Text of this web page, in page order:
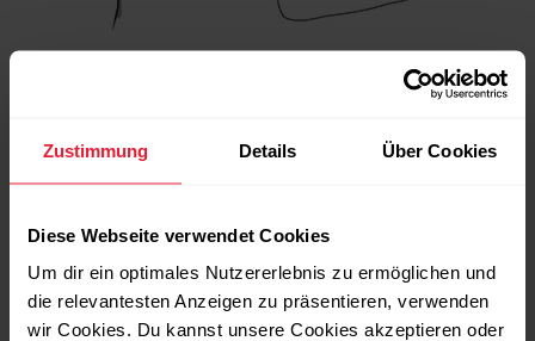
Zustimmung Details Über Cookies
Diese Webseite verwendet Cookies
Um dir ein optimales Nutzererlebnis zu ermöglichen und
die relevantesten Anzeigen zu präsentieren, verwenden
wir Cookies. Du kannst unsere Cookies akzeptieren oder
Trenne nach jeder Trainingseinheit die Sendeeinheit vom
Gurt und wasche den Gurt unter fließendem Wasser aus.
Herzfrequenz-Sensor aktiviert bleibt. Denke bitte daran, den
Gurt gut abzutrocknen.